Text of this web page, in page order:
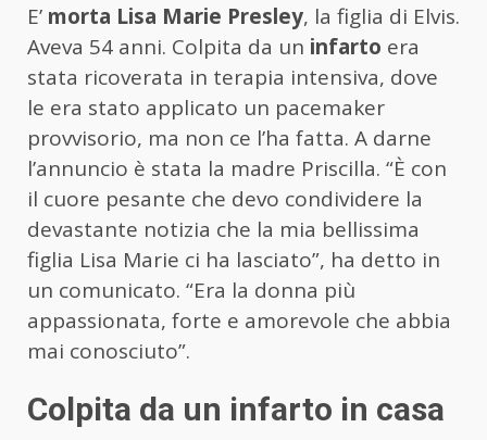
E’ morta Lisa Marie Presley, la figlia di Elvis.
Aveva 54 anni. Colpita da un infarto era
stata ricoverata in terapia intensiva, dove
le era stato applicato un pacemaker
provvisorio, ma non ce l’ha fatta. A darne
l’annuncio è stata la madre Priscilla. “È con
il cuore pesante che devo condividere la
devastante notizia che la mia bellissima
figlia Lisa Marie ci ha lasciato”, ha detto in
un comunicato. “Era la donna più
appassionata, forte e amorevole che abbia
mai conosciuto”.
Colpita da un infarto in casa